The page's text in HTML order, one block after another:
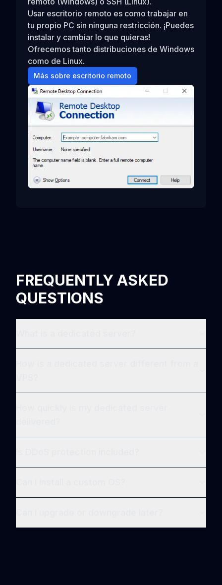
Usar escritorio remoto es como trabajar en
tu propio PC sin ninguna restricción. ¡Puedes
instalar y cambiar lo que quieras!
Ofrecemos tanto distribuciones de Windows
como de Linux.
Más sobre escritorio remoto
FREQUENTLY ASKED
QUESTIONS